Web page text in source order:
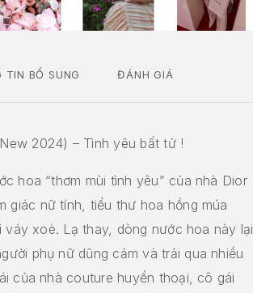
TIN BỔ SUNG ĐÁNH GIÁ
2024) – Tình yêu bất tử !
hoa “thơm mùi tình yêu” của nhà Dior
giác nữ tính, tiểu thư hoa hồng múa
váy xoè. Lạ thay, dòng nước hoa này lại
phụ nữ dũng cảm và trải qua nhiều
của nhà couture huyền thoại, cô gái